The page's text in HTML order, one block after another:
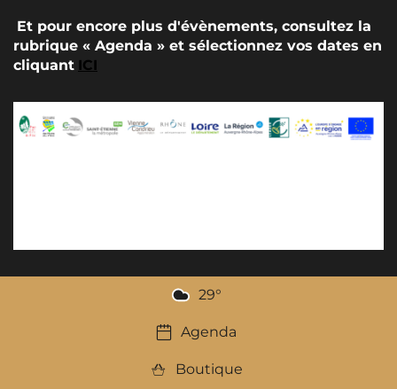
Et pour encore plus d'évènements, consultez la
rubrique « Agenda » et sélectionnez vos dates en
cliquant ICI
29°
Agenda
Boutique